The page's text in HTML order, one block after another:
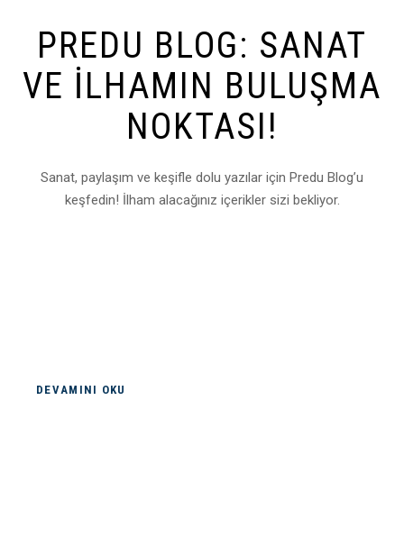
PREDU BLOG: SANAT
VE İLHAMIN BULUŞMA
NOKTASI!
Sanat, paylaşım ve keşifle dolu yazılar için Predu Blog’u
keşfedin! İlham alacağınız içerikler sizi bekliyor.
DEVAMINI OKU